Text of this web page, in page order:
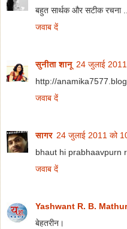
बहुत सार्थक और सटीक रचना
जवाब दें
सुनीता शानू 24 जुलाई
http://
जवाब दें
सागर 24 जुलाई 2011 को
bhaut hi prabhaavpurn
जवाब दें
Yashwant R. B. Mathur
बेहतरीन।